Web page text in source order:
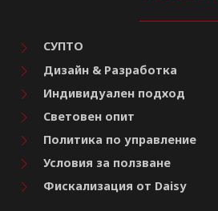
СУПТО
Дизайн & Разработка
Индивидуален подход
Световен опит
Политика по управление
Условия за ползване
Фискализация от Daisy